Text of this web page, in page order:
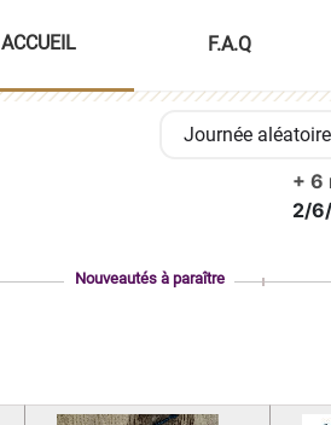
ACCUEIL F.A.Q
Journée aléatoire
+ 6
2/
Nouveautés à paraître